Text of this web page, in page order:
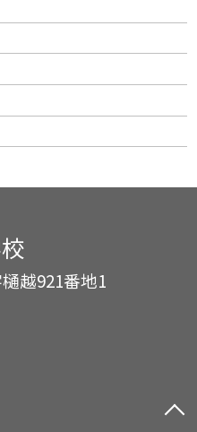
越921番地1